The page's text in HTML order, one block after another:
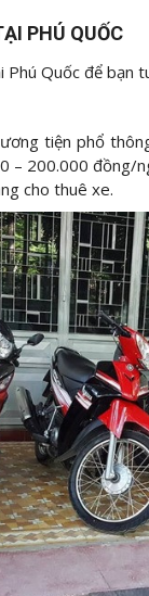
PHÚ QUỐC
Quốc để bạn
tiện phổ
– 200.000 đồng/
cho thuê xe.